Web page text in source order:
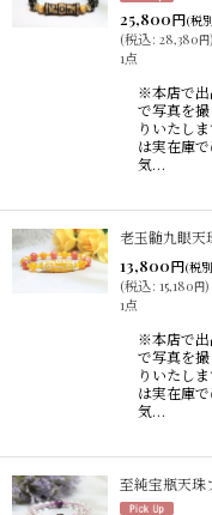
25,800円(税
(税込: 28,380円)
1点
※本店で出
で写真を
りいたし
は実在庫
気…
老玉髄九眼天
13,800円(税
(税込: 15,180円)
1点
※本店で出
で写真を
りいたし
は実在庫
気…
至純宝瓶天